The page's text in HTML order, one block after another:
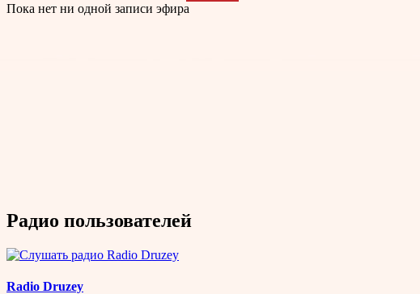
Пока нет ни одной записи эфира
Радио пользователей
Radio Druzey